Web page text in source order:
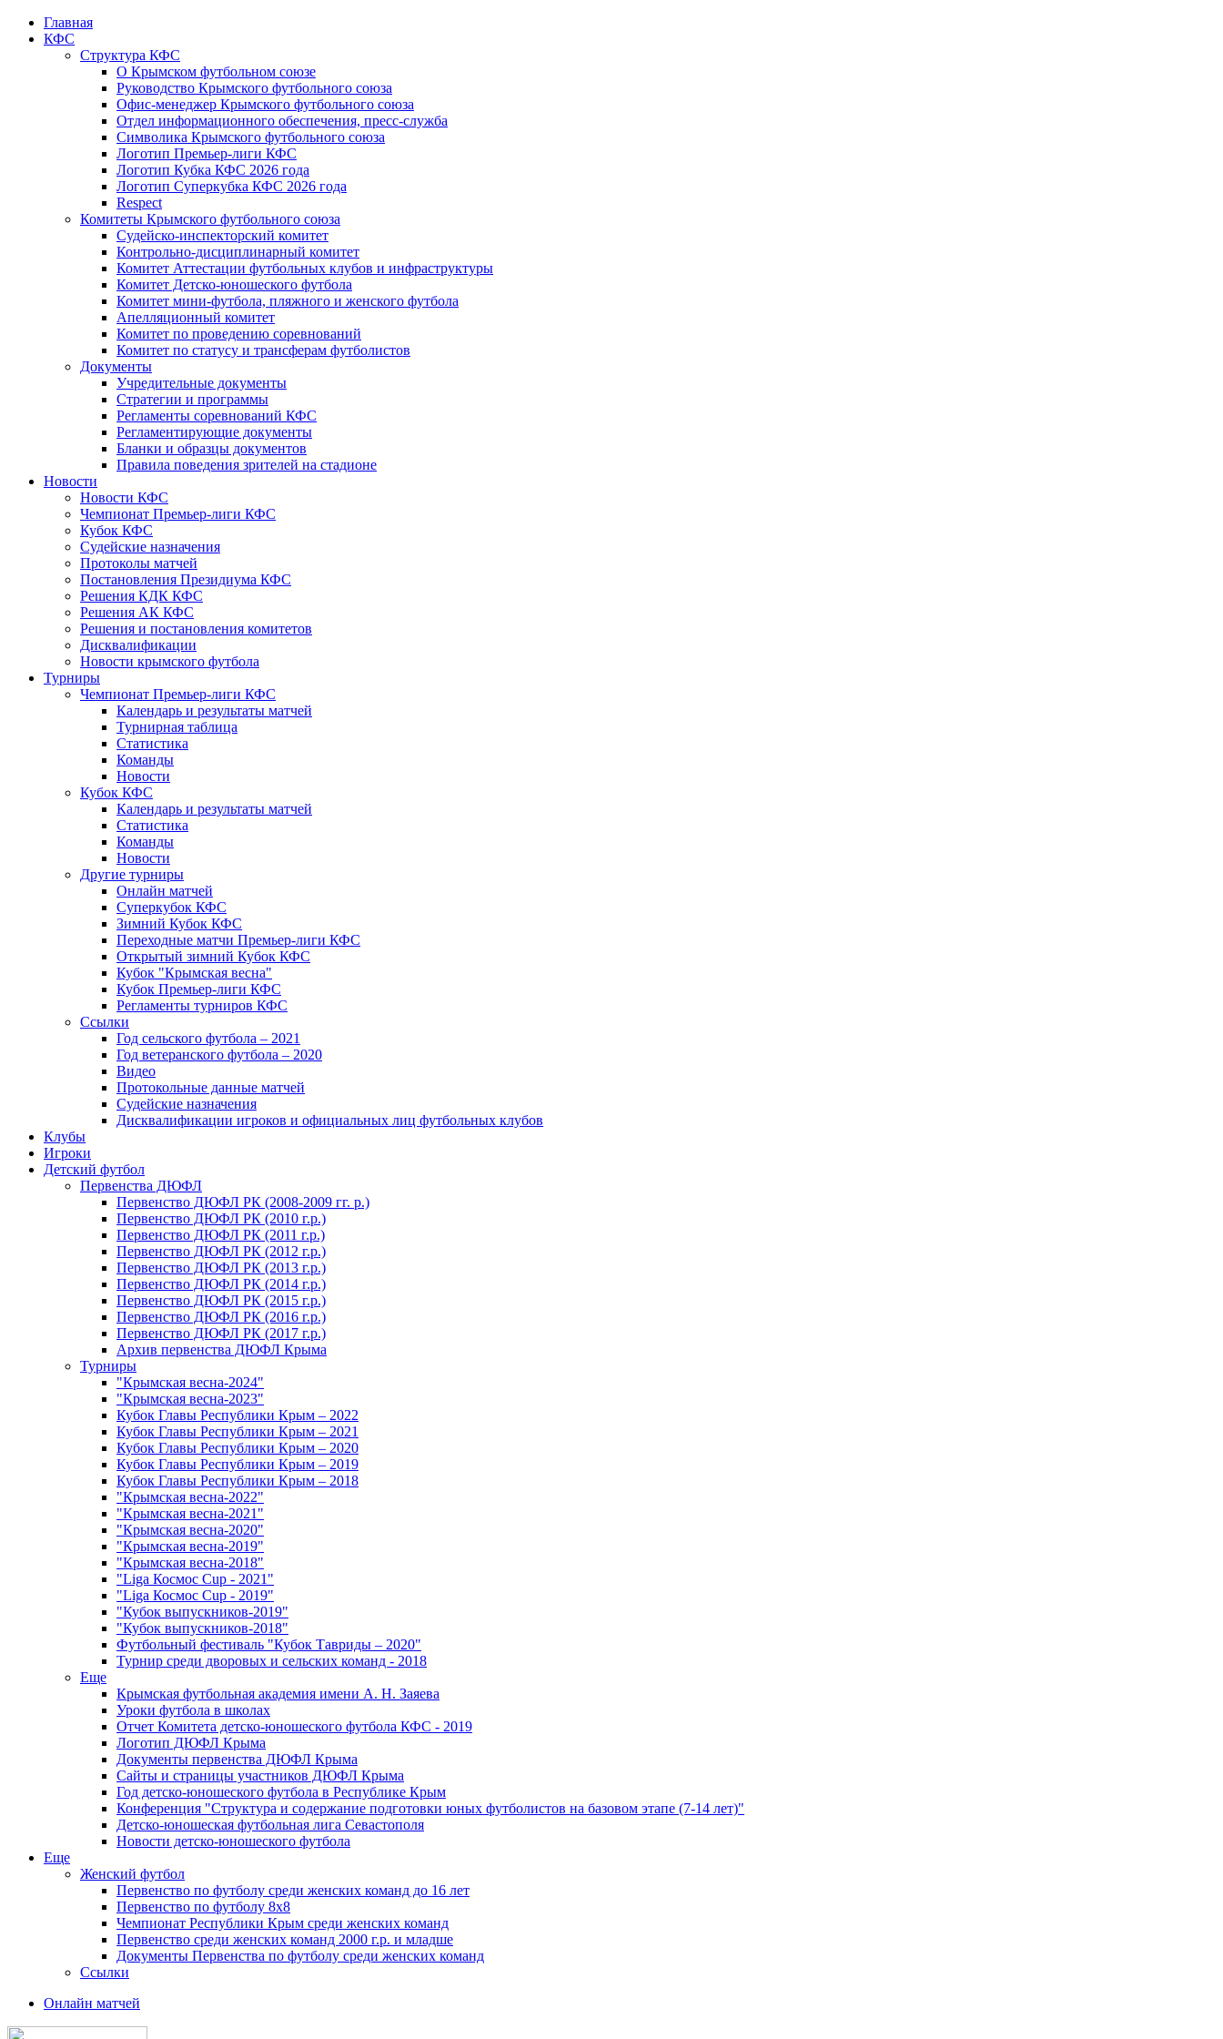
Главная
КФС
Структура КФС
О Крымском футбольном союзе
Руководство Крымского футбольного союза
Офис-менеджер Крымского футбольного союза
Отдел информационного обеспечения, пресс-служба
Символика Крымского футбольного союза
Логотип Премьер-лиги КФС
Логотип Кубка КФС 2026 года
Логотип Суперкубка КФС 2026 года
Respect
Комитеты Крымского футбольного союза
Судейско-инспекторский комитет
Контрольно-дисциплинарный комитет
Комитет Аттестации футбольных клубов и инфраструктуры
Комитет Детско-юношеского футбола
Комитет мини-футбола, пляжного и женского футбола
Апелляционный комитет
Комитет по проведению соревнований
Комитет по статусу и трансферам футболистов
Документы
Учредительные документы
Стратегии и программы
Регламенты соревнований КФС
Регламентирующие документы
Бланки и образцы документов
Правила поведения зрителей на стадионе
Новости
Новости КФС
Чемпионат Премьер-лиги КФС
Кубок КФС
Судейские назначения
Протоколы матчей
Постановления Президиума КФС
Решения КДК КФС
Решения АК КФС
Решения и постановления комитетов
Дисквалификации
Новости крымского футбола
Турниры
Чемпионат Премьер-лиги КФС
Календарь и результаты матчей
Турнирная таблица
Статистика
Команды
Новости
Кубок КФС
Календарь и результаты матчей
Статистика
Команды
Новости
Другие турниры
Онлайн матчей
Суперкубок КФС
Зимний Кубок КФС
Переходные матчи Премьер-лиги КФС
Открытый зимний Кубок КФС
Кубок "Крымская весна"
Кубок Премьер-лиги КФС
Регламенты турниров КФС
Ссылки
Год сельского футбола – 2021
Год ветеранского футбола – 2020
Видео
Протокольные данные матчей
Судейские назначения
Дисквалификации игроков и официальных лиц футбольных клубов
Клубы
Игроки
Детский футбол
Первенства ДЮФЛ
Первенство ДЮФЛ РК (2008-2009 гг. р.)
Первенство ДЮФЛ РК (2010 г.р.)
Первенство ДЮФЛ РК (2011 г.р.)
Первенство ДЮФЛ РК (2012 г.р.)
Первенство ДЮФЛ РК (2013 г.р.)
Первенство ДЮФЛ РК (2014 г.р.)
Первенство ДЮФЛ РК (2015 г.р.)
Первенство ДЮФЛ РК (2016 г.р.)
Первенство ДЮФЛ РК (2017 г.р.)
Архив первенства ДЮФЛ Крыма
Турниры
"Крымская весна-2024"
"Крымская весна-2023"
Кубок Главы Республики Крым – 2022
Кубок Главы Республики Крым – 2021
Кубок Главы Республики Крым – 2020
Кубок Главы Республики Крым – 2019
Кубок Главы Республики Крым – 2018
"Крымская весна-2022"
"Крымская весна-2021"
"Крымская весна-2020"
"Крымская весна-2019"
"Крымская весна-2018"
"Liga Космос Cup - 2021"
"Liga Космос Cup - 2019"
"Кубок выпускников-2019"
"Кубок выпускников-2018"
Футбольный фестиваль "Кубок Тавриды – 2020"
Турнир среди дворовых и сельских команд - 2018
Еще
Крымская футбольная академия имени А. Н. Заяева
Уроки футбола в школах
Отчет Комитета детско-юношеского футбола КФС - 2019
Логотип ДЮФЛ Крыма
Документы первенства ДЮФЛ Крыма
Сайты и страницы участников ДЮФЛ Крыма
Год детско-юношеского футбола в Республике Крым
Конференция "Структура и содержание подготовки юных футболистов на базовом этапе (7-14 лет)"
Детско-юношеская футбольная лига Севастополя
Новости детско-юношеского футбола
Еще
Женский футбол
Первенство по футболу среди женских команд до 16 лет
Первенство по футболу 8х8
Чемпионат Республики Крым среди женских команд
Первенство среди женских команд 2000 г.р. и младше
Документы Первенства по футболу среди женских команд
Ссылки
Онлайн матчей